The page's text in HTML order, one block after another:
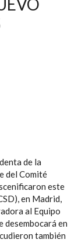
de la
del Comité
este
en Madrid,
al Equipo
desembocará en
también